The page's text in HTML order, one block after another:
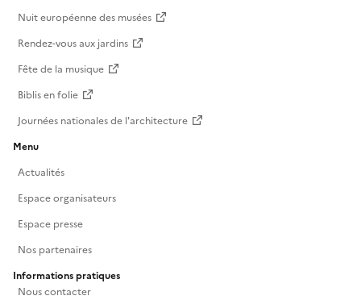
Nuit européenne des musées
Rendez-vous aux jardins
Fête de la musique
Biblis en folie
Journées nationales de l'architecture
Menu
Actualités
Espace organisateurs
Espace presse
Nos partenaires
Informations pratiques
Nous contacter